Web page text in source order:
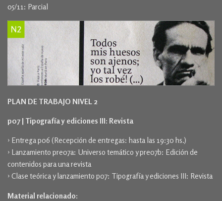
05/11: Parcial
PLAN DE TRABAJO NIVEL 2
p07 | Tipografía y ediciones III: Revista
› Entrega p06 (Recepción de entregas: hasta las 19:30 hs.)
› Lanzamiento pre07a: Universo temático y pre07b: Edición de
contenidos para una revista
› Clase teórica y lanzamiento p07: Tipografía y ediciones III: Revista
Material relacionado: